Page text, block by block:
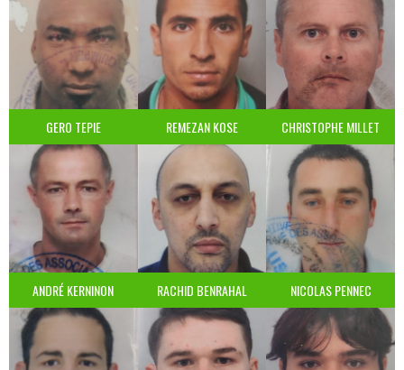
GERO TEPIE REMEZAN KOSE CHRISTOPHE MILLET
ANDRÉ KERNINON RACHID BENRAHAL NICOLAS PENNEC